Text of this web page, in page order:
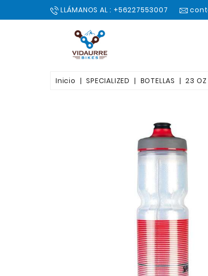
LLÁMANOS AL : +56227553007
Inicio SPECIALIZED BOTELLAS 23 OZ